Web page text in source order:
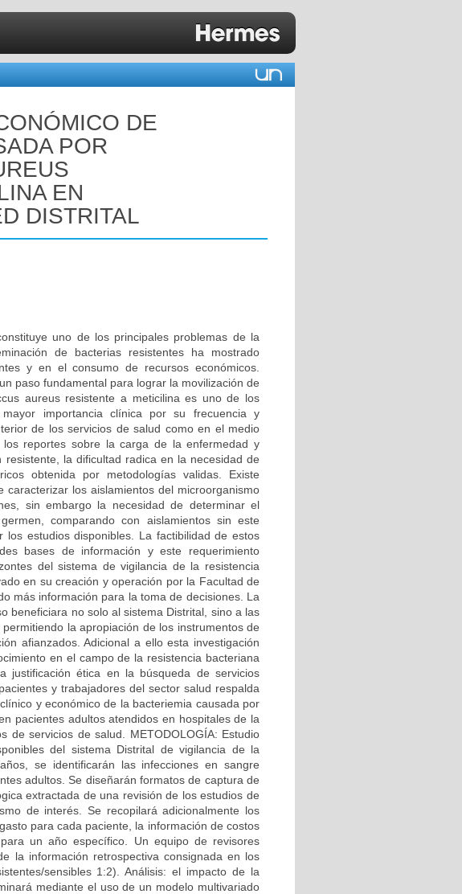
DE
POR
EN
DISTRITAL
uno de los principales problemas de la
de bacterias resistentes ha mostrado
y en el consumo de recursos económicos.
paso fundamental para lograr la movilización de
aureus resistente a meticilina es uno de los
importancia clínica por su frecuencia y
de los servicios de salud como en el medio
reportes sobre la carga de la enfermedad y
la dificultad radica en la necesidad de
obtenida por metodologías validas. Existe
los aislamientos del microorganismo
sin embargo la necesidad de determinar el
comparando con aislamientos sin este
estudios disponibles. La factibilidad de estos
bases de información y este requerimiento
del sistema de vigilancia de la resistencia
en su creación y operación por la Facultad de
más información para la toma de decisiones. La
beneficiara no solo al sistema Distrital, sino a las
la apropiación de los instrumentos de
afianzados. Adicional a ello esta investigación
en el campo de la resistencia bacteriana
justificación ética en la búsqueda de servicios
y trabajadores del sector salud respalda
y económico de la bacteriemia causada por
pacientes adultos atendidos en hospitales de la
de servicios de salud. METODOLOGÍA: Estudio
del sistema Distrital de vigilancia de la
se identificarán las infecciones en sangre
adultos. Se diseñarán formatos de captura de
extractada de una revisión de los estudios de
de interés. Se recopilará adicionalmente los
para cada paciente, la información de costos
un año específico. Un equipo de revisores
la información retrospectiva consignada en los
sensibles 1:2). Análisis: el impacto de la
mediante el uso de un modelo multivariado